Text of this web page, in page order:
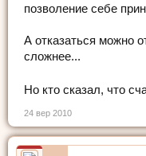
позволение себе
А отказаться можно
сложнее...
Но кто сказал, что
24 вер 2010